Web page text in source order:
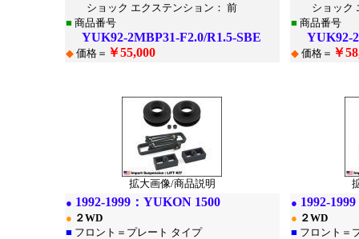
ショック エクステンション： 前
■ 商品番号
YUK92-2MBP31-F2.0/R1.5-SBE
◆価格＝ ￥55,000
ショック
■ 商品番号
YUK92-
◆価格＝ ￥
拡大画像/商品説明
● 1992-1999： YUKON 1500
● ２WD
■ フロント＝プレート タイプ
● 1992-1999
● ２WD
■ フロント＝